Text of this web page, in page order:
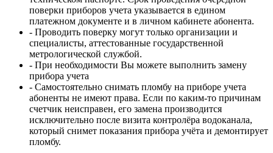
поверки приборов учета указывается в едином
платежном документе и в личном кабинете абонента.
- Проводить поверку могут только организации и
специалисты, аттестованные государственной
метрологической службой.
- При необходимости Вы можете выполнить замену
прибора учета
- Самостоятельно снимать пломбу на приборе учета
абоненты не имеют права. Если по каким-то причинам
счетчик неисправен, его замена производится
исключительно после визита контролёра водоканала,
который снимет показания прибора учёта и демонтирует
пломбу.